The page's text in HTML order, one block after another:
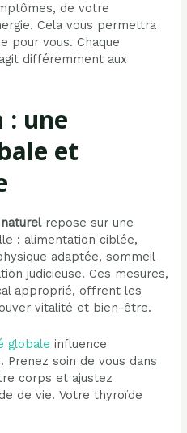
de votre
Cela vous permettra
pour vous. Chaque
différemment aux
: une
et
repose sur une
: alimentation ciblée,
adaptée, sommeil
judicieuse. Ces mesures,
approprié, offrent les
vitalité et bien-être.
globale influence
soin de vous dans
corps et ajustez
de vie. Votre thyroïde